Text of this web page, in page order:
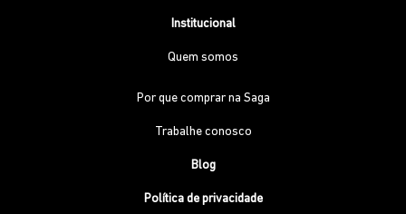
Institucional
Quem somos
Por que comprar na Saga
Trabalhe conosco
Blog
Política de privacidade